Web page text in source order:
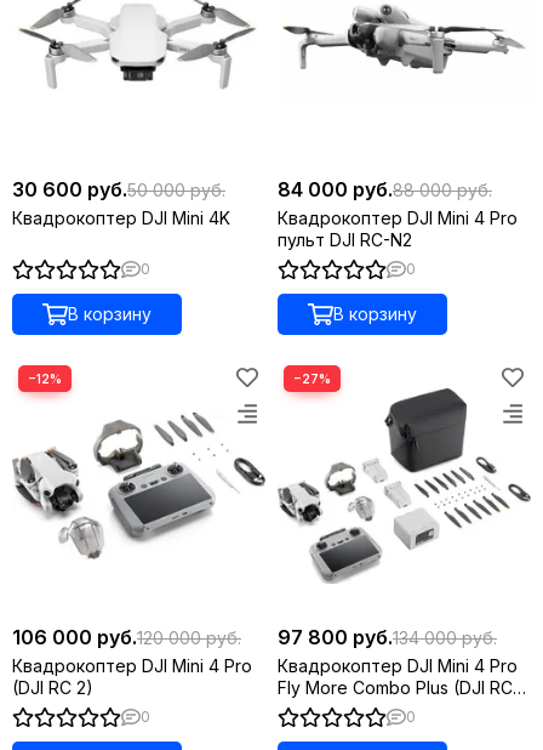
30 600 руб.50 000 руб.
Квадрокоптер DJI Mini 4K
0
В корзину
84 000 руб.88 000 руб.
Квадрокоптер DJI Mini 4 Pro
пульт DJI RC-N2
0
В корзину
−12%
106 000 руб.120 000 руб.
Квадрокоптер DJI Mini 4 Pro
(DJI RC 2)
0
−27%
97 800 руб.134 000 руб.
Квадрокоптер DJI Mini 4 Pro
Fly More Combo Plus (DJI RC
2)
0